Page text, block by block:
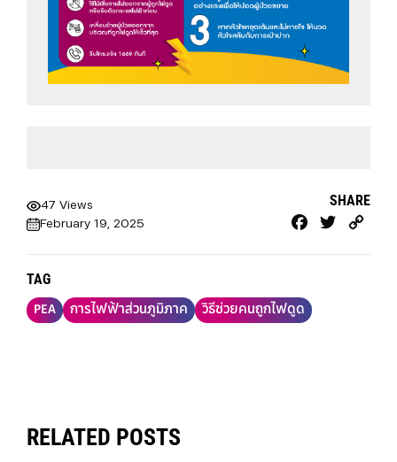
47 Views
February 19, 2025
SHARE
Facebook
Twitter
TAG
PEA การไฟฟ้าส่วนภูมิภาค วิธีช่วยคนถูกไฟดูด
RELATED POSTS